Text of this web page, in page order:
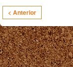
< Anterior